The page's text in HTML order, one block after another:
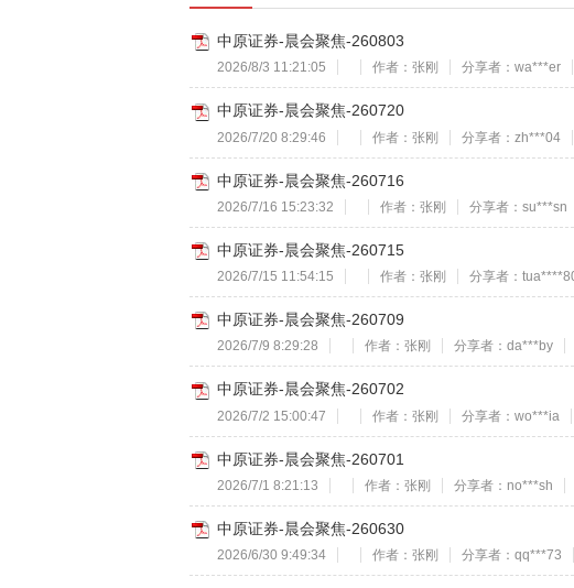
中原证券-晨会聚焦-260803
2026/8/3 11:21:05 作者：张刚 分享者：wa***er
中原证券-晨会聚焦-260720
2026/7/20 8:29:46 作者：张刚 分享者：zh***04
中原证券-晨会聚焦-260716
2026/7/16 15:23:32 作者：张刚 分享者：su***sn
中原证券-晨会聚焦-260715
2026/7/15 11:54:15 作者：张刚 分享者：
中原证券-晨会聚焦-260709
2026/7/9 8:29:28 作者：张刚 分享者：da***by
中原证券-晨会聚焦-260702
2026/7/2 15:00:47 作者：张刚 分享者：wo***ia
中原证券-晨会聚焦-260701
2026/7/1 8:21:13 作者：张刚 分享者：no***sh
中原证券-晨会聚焦-260630
2026/6/30 9:49:34 作者：张刚 分享者：qq***73